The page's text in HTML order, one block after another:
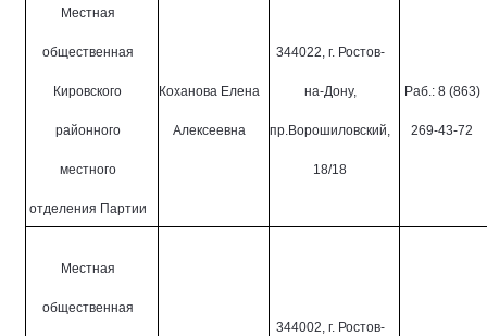
Местная
общественная
Кировского
районного
местного
отделения Партии
Коханова Елена
Алексеевна
344022, г. Ростов-
на-Дону,
пр.Ворошиловский,
18/18
Раб.: 8 (863)
269-43-72
Местная
общественная
344002, г. Ростов-